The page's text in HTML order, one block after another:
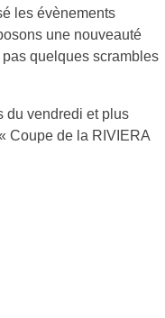
les évènements
une nouveauté
quelques scrambles
du vendredi et plus
Coupe de la RIVIERA